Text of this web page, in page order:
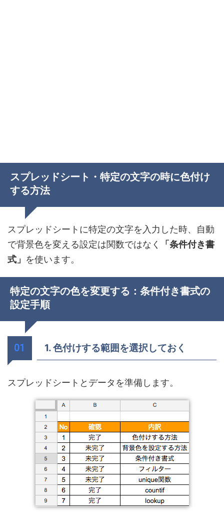
スプレッドシート・特定の文字の時に色付け
する方法
スプレッドシートに特定の文字を入力した時、自動
で背景色を変える設定は関数ではなく
「条件付き書
式」 を使います。
特定の文字の色を変更する：条件付き書式の
設定手順
1. 色付けする範囲を選択しておく
スプレッドシートとデータを準備します。